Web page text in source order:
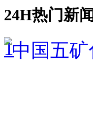
24H热门新闻
1